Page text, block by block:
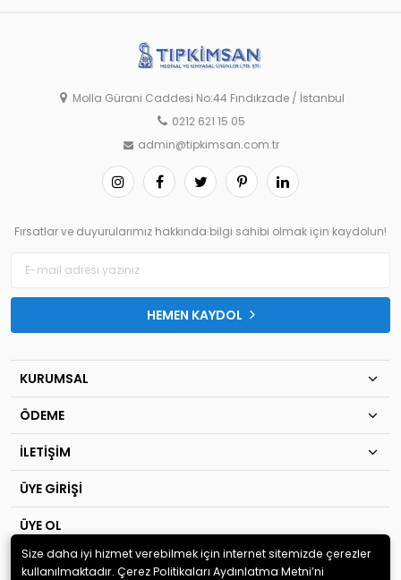
Molla Gürani Caddesi No:44 Fındıkzade / İstanbul
0212 621 15 05
admin@tipkimsan.com.tr
Fırsatlar ve duyurularımız hakkında bilgi sahibi olmak için kaydolun!
HEMEN KAYDOL
KURUMSAL
ÖDEME
İLETİŞİM
ÜYE GİRİŞİ
ÜYE OL
© 2020 TIP KİM SAN Ltd.Şti . Tüm hakları saklıdır.
Size daha iyi hizmet verebilmek için internet sitemizde çerezler
kullanılmaktadır. Çerez Politikaları Aydınlatma Metni’ni